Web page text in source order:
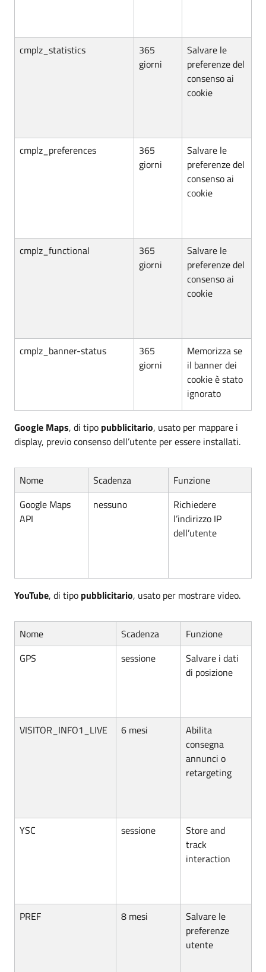
cmplz_statistics
365
giorni
Salvare le
preferenze del
consenso ai
cookie
cmplz_preferences
365
giorni
Salvare le
preferenze del
consenso ai
cookie
cmplz_functional
365
giorni
Salvare le
preferenze del
consenso ai
cookie
cmplz_banner-status
365
giorni
Memorizza se
il banner dei
cookie è stato
ignorato
Google Maps, di tipo pubblicitario, usato per mappare i
display, previo consenso dell’utente per essere installati.
Nome Scadenza
Funzione
Google Maps
API
nessuno
Richiedere
l’indirizzo IP
dell’utente
YouTube, di tipo pubblicitario, usato per mostrare video.
Nome Scadenza
Funzione
GPS
sessione
Salvare i dati
di posizione
VISITOR_INFO1_LIVE 6 mesi
Abilita
consegna
annunci o
retargeting
YSC sessione
Store and
track
interaction
PREF 8 mesi
Salvare le
preferenze
utente